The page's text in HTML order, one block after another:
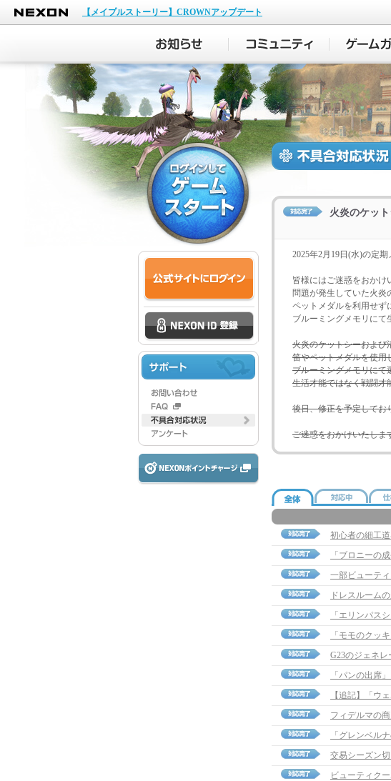
NEXON
【メイプルストーリー】CROWNアップデート
火炎のケッ
2025年2月19日(水)の定
皆様にはご迷惑をおかけ
問題が発生していた火炎
ペットメダルを利用せず
ブルーミングメモリにて
火炎のケットシーおよび
笛やペットメダルを使用
ブルーミングメモリにて
生活才能ではなく戦闘才
後日、修正を予定してお
ご迷惑をおかけいたしま
初心者の細工
「ブロニーの
一部ビューテ
ドレスルーム
「エリンパス
「モモのクッ
G23のジェネ
「パンの出席
交易シーズン
ビューティク